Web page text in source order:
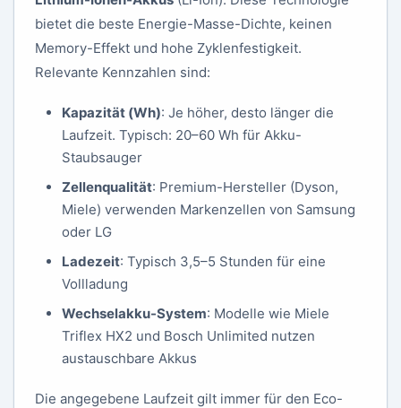
bietet die beste Energie-Masse-Dichte, keinen
Memory-Effekt und hohe Zyklenfestigkeit.
Relevante Kennzahlen sind:
Kapazität (Wh): Je höher, desto länger die
Laufzeit. Typisch: 20–60 Wh für Akku-
Staubsauger
Zellenqualität: Premium-Hersteller (Dyson,
Miele) verwenden Markenzellen von Samsung
oder LG
Ladezeit: Typisch 3,5–5 Stunden für eine
Vollladung
Wechselakku-System: Modelle wie Miele
Triflex HX2 und Bosch Unlimited nutzen
austauschbare Akkus
Die angegebene Laufzeit gilt immer für den Eco-